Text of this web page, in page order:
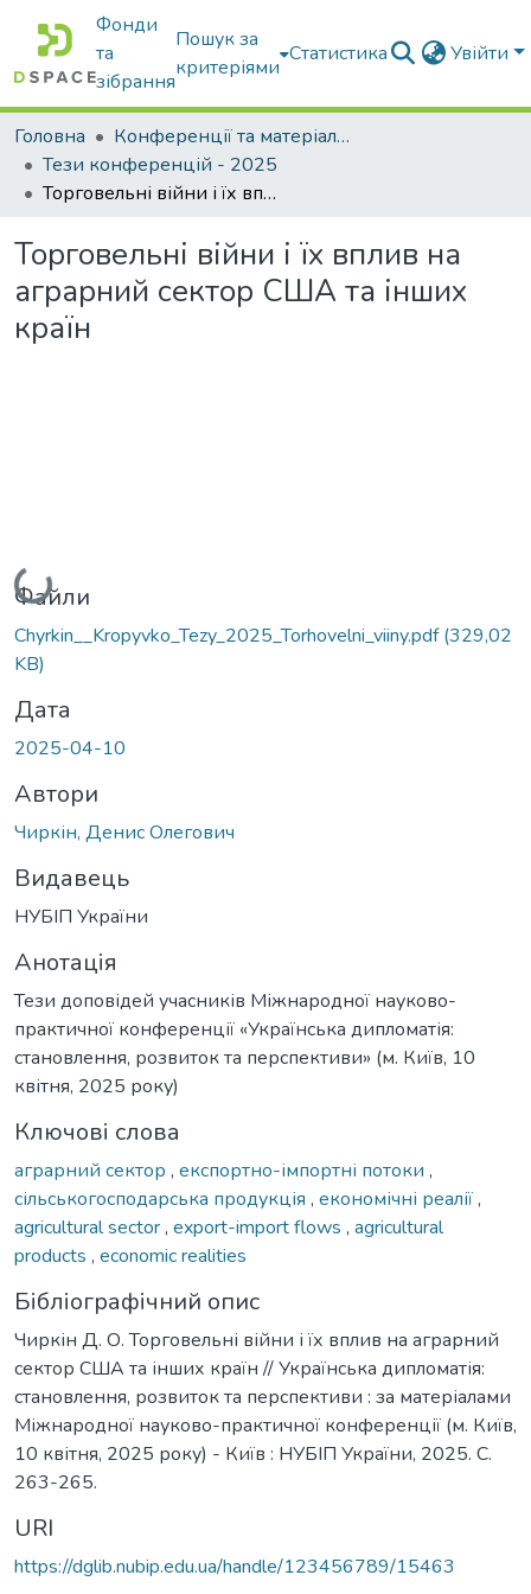
Фонди
та
зібрання
Пошук за
критеріями
Статистика Увійти
Головна
Конференції та матеріали конференцій
Тези конференцій - 2025
Торговельні війни і їх вплив на аграрний сектор США та інших країн
Торговельні війни і їх вплив на
аграрний сектор США та інших
країн
Вантажиться...
Файли
Chyrkin__Kropyvko_Tezy_2025_Torhovelni_viiny.pdf(329,02
KB)
Дата
2025-04-10
Автори
Чиркін, Денис Олегович
Видавець
НУБІП України
Анотація
Тези доповідей учасників Міжнародної науково-
практичної конференції «Українська дипломатія:
становлення, розвиток та перспективи» (м. Київ, 10
квітня, 2025 року)
Ключові слова
аграрний сектор , експортно-імпортні потоки ,
сільськогосподарська продукція , економічні реалії,
agricultural sector, export-import flows , agricultural
products , economic realities
Бібліографічний опис
Чиркін Д. О. Торговельні війни і їх вплив на аграрний
сектор США та інших країн // Українська дипломатія:
становлення, розвиток та перспективи : за матеріалами
Міжнародної науково-практичної конференції (м. Київ,
10 квітня, 2025 року) - Київ : НУБІП України, 2025. С.
263-265.
URI
https://dglib.nubip.edu.ua/handle/123456789/15463